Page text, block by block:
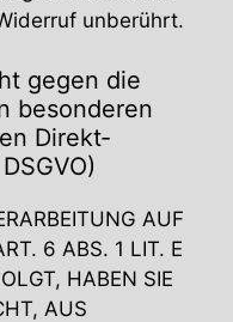
unberührt.
gegen die
beson­deren
Direkt­
AUF
6 ABS. 1 LIT. E
HABEN SIE
AUS